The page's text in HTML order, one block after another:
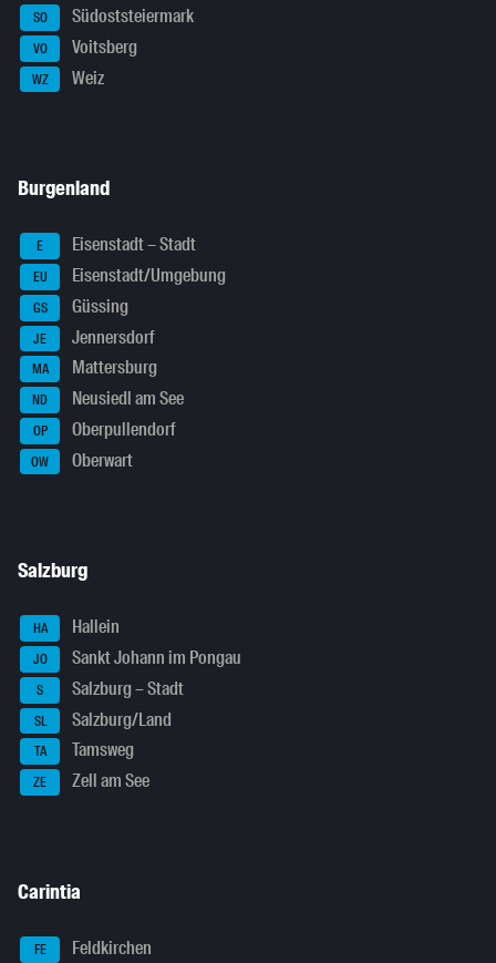
SO Südoststeiermark
VO Voitsberg
WZ Weiz
Burgenland
E Eisenstadt – Stadt
EU Eisenstadt/Umgebung
GS Güssing
JE Jennersdorf
MA Mattersburg
ND Neusiedl am See
OP Oberpullendorf
OW Oberwart
Salzburg
HA Hallein
JO Sankt Johann im Pongau
S Salzburg – Stadt
SL Salzburg/Land
TA Tamsweg
ZE Zell am See
Carintia
FE Feldkirchen